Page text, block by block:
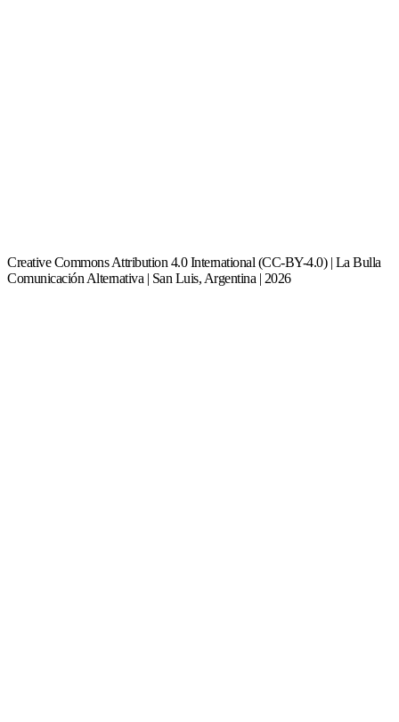
Creative Commons Attribution 4.0 International (CC-BY-4.0) | La Bulla
Comunicación Alternativa | San Luis, Argentina | 2026